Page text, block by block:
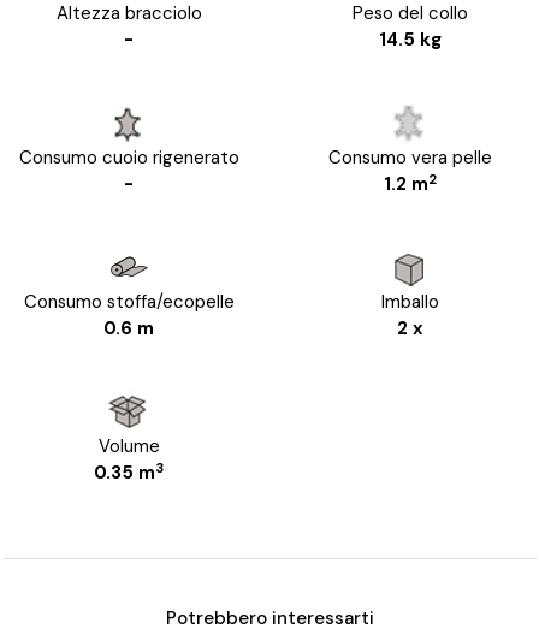
Altezza bracciolo
-
Peso del collo
14.5 kg
Consumo cuoio rigenerato
-
Consumo vera pelle
1.2 m2
Consumo stoffa/ecopelle
0.6 m
Imballo
2 x
Volume
0.35 m3
Potrebbero interessarti